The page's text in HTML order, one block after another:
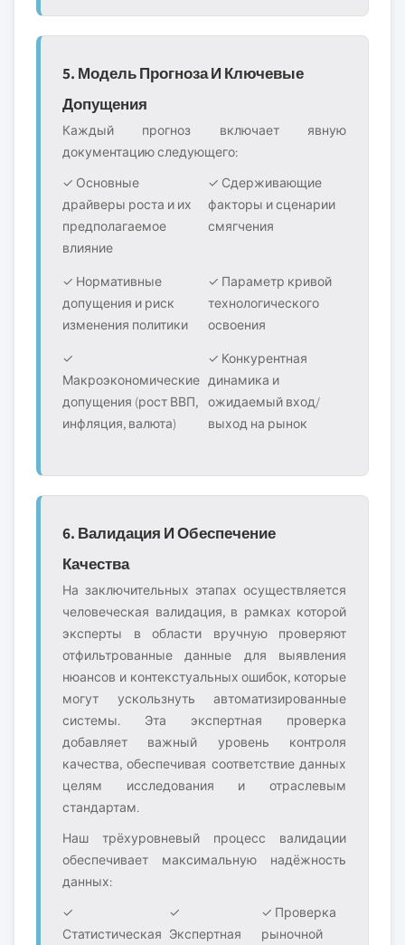
5. Модель Прогноза И Ключевые
Допущения
Каждый прогноз включает явную
документацию следующего:
✓ Основные
драйверы роста и их
предполагаемое
влияние
✓ Сдерживающие
факторы и сценарии
смягчения
✓ Нормативные
допущения и риск
изменения политики
✓ Параметр кривой
технологического
освоения
✓
Макроэкономические
допущения (рост ВВП,
инфляция, валюта)
✓ Конкурентная
динамика и
ожидаемый вход/
выход на рынок
6. Валидация И Обеспечение
Качества
На заключительных этапах осуществляется
человеческая валидация, в рамках которой
эксперты в области вручную проверяют
отфильтрованные данные для выявления
нюансов и контекстуальных ошибок, которые
могут ускользнуть автоматизированные
системы. Эта экспертная проверка
добавляет важный уровень контроля
качества, обеспечивая соответствие данных
целям исследования и отраслевым
стандартам.
Наш трёхуровневый процесс валидации
обеспечивает максимальную надёжность
данных:
✓
Статистическая
✓
Экспертная
✓ Проверка
рыночной